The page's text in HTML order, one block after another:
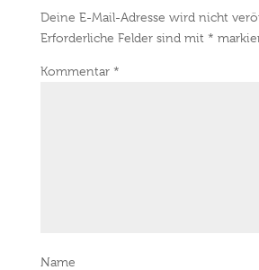
Deine E-Mail-Adresse wird nicht
Erforderliche Felder sind mit *
Kommentar *
Name